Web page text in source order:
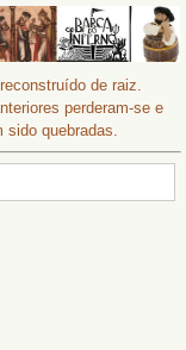
de raiz.
perderam-se e
sido quebradas.